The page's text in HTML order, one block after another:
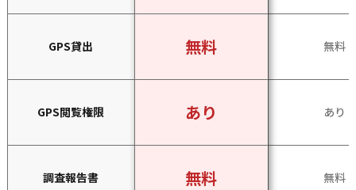
相談項目
結婚前調査（娘３２歳）
GPS貸出
GPS閲覧権限
調査報告書
無料
あり
無料
無料
あり
無料